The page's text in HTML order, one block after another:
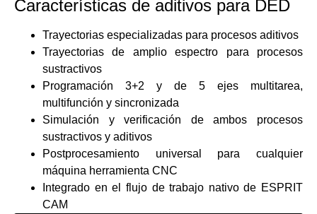
Características de aditivos para DED
Trayectorias especializadas para procesos aditivos
Trayectorias de amplio espectro para procesos
sustractivos
Programación 3+2 y de 5 ejes multitarea,
multifunción y sincronizada
Simulación y verificación de ambos procesos
sustractivos y aditivos
Postprocesamiento universal para cualquier
máquina herramienta CNC
Integrado en el flujo de trabajo nativo de ESPRIT
CAM